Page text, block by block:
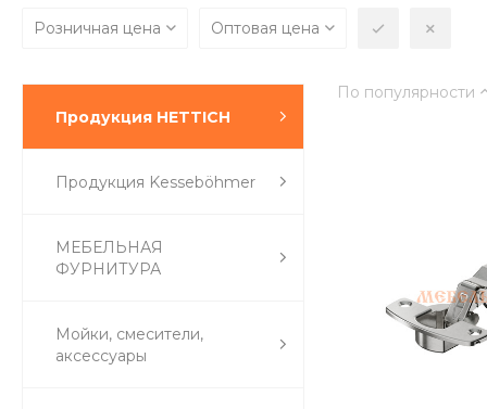
Розничная цена Оптовая цена
Продукция HETTICH
Продукция Kesseböhmer
МЕБЕЛЬНАЯ
ФУРНИТУРА
Мойки, смесители,
аксессуары
По популярности